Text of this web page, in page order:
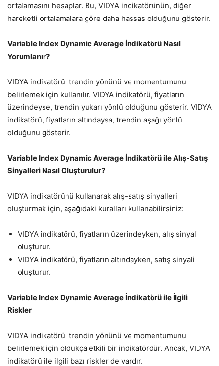
ortalamasını hesaplar. Bu, VIDYA indikatörünün, diğer
hareketli ortalamalara göre daha hassas olduğunu gösterir.
Variable Index Dynamic Average İndikatörü Nasıl
Yorumlanır?
VIDYA indikatörü, trendin yönünü ve momentumunu
belirlemek için kullanılır. VIDYA indikatörü, fiyatların
üzerindeyse, trendin yukarı yönlü olduğunu gösterir. VIDYA
indikatörü, fiyatların altındaysa, trendin aşağı yönlü
olduğunu gösterir.
Variable Index Dynamic Average İndikatörü ile Alış-Satış
Sinyalleri Nasıl Oluşturulur?
VIDYA indikatörünü kullanarak alış-satış sinyalleri
oluşturmak için, aşağıdaki kuralları kullanabilirsiniz:
VIDYA indikatörü, fiyatların üzerindeyken, alış sinyali
oluşturur.
VIDYA indikatörü, fiyatların altındayken, satış sinyali
oluşturur.
Variable Index Dynamic Average İndikatörü ile İlgili
Riskler
VIDYA indikatörü, trendin yönünü ve momentumunu
belirlemek için oldukça etkili bir indikatördür. Ancak, VIDYA
indikatörü ile ilgili bazı riskler de vardır.